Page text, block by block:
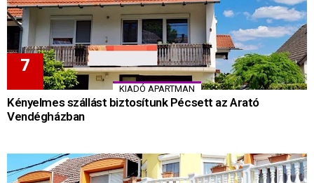
KIADÓ APARTMAN
Kényelmes szállást biztosítunk Pécsett az Arató
Vendégházban